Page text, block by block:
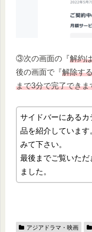
③次の画面の『解約
後の画面で『解除す
まで3分で完了できま
サイドバーにある
品を紹介しています
みて下さい。
最後までご覧いた
ました。
アジアドラマ・映画